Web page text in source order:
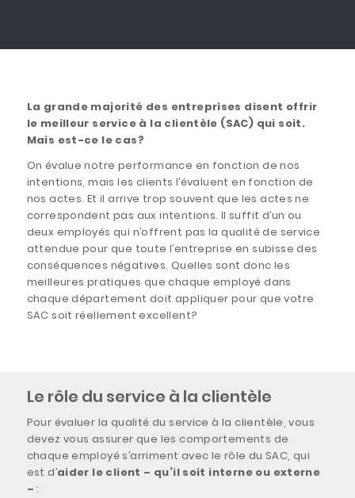
La grande majorité des entreprises disent offrir
le meilleur service à la clientèle (SAC) qui soit.
Mais est-ce le cas?
On évalue notre performance en fonction de nos
intentions, mais les clients l’évaluent en fonction de
nos actes. Et il arrive trop souvent que les actes ne
correspondent pas aux intentions. Il suffit d’un ou
deux employés qui n’offrent pas la qualité de service
attendue pour que toute l’entreprise en subisse des
conséquences négatives. Quelles sont donc les
meilleures pratiques que chaque employé dans
chaque département doit appliquer pour que votre
SAC soit réellement excellent?
Le rôle du service à la clientèle
Pour évaluer la qualité du service à la clientèle, vous
devez vous assurer que les comportements de
chaque employé s’arriment avec le rôle du SAC, qui
est d’aider le client – qu’il soit interne ou externe
– :